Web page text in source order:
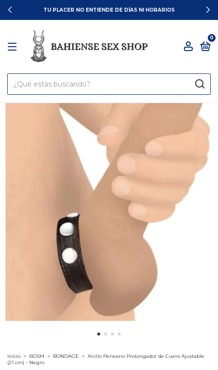
TU PLACER NO ENTIENDE DE DÍAS NI HORARIOS
0
Inicio > BDSM > BONDAGE > Anillo Peneano Prolongador de Cuero Ajustable
(21 cm) - Negro